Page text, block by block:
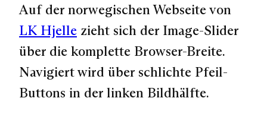
Auf der norwegischen Webseite von
LK Hjelle zieht sich der Image-Slider
über die komplette Browser-Breite.
Navigiert wird über schlichte Pfeil-
Buttons in der linken Bildhälfte.